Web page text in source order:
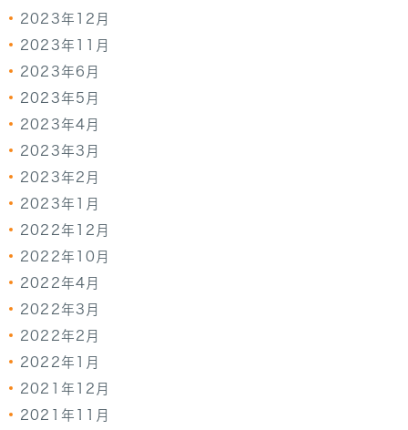
2023年12月
2023年11月
2023年6月
2023年5月
2023年4月
2023年3月
2023年2月
2023年1月
2022年12月
2022年10月
2022年4月
2022年3月
2022年2月
2022年1月
2021年12月
2021年11月